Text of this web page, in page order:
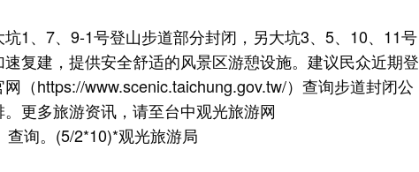
1、7、9-1号登山步道部分封闭，另大坑3、5、10、11号
复建，提供安全舒适的风景区游憩设施。建议民众近期登
（https://www.scenic.taichung.gov.tw/）查询步道封闭公
更多旅游资讯，请至台中观光旅游网
查询。(5/2*10)*观光旅游局